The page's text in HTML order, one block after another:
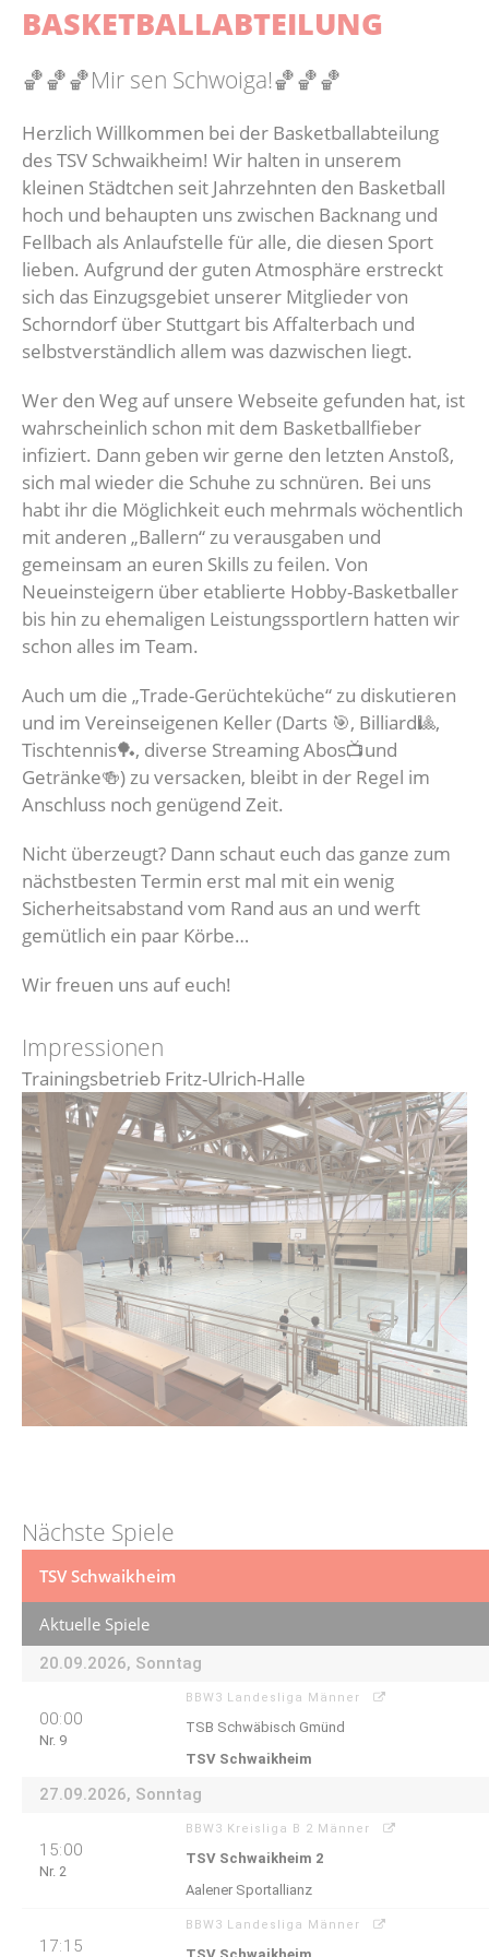
G-
Kollektion
BASKETBALLABTEILUNG
🏀🏀🏀Mir sen Schwoiga!🏀🏀🏀
Herzlich Willkommen bei der Basketballabteilung
des TSV Schwaikheim! Wir halten in unserem
kleinen Städtchen seit Jahrzehnten den Basketball
hoch und behaupten uns zwischen Backnang und
Fellbach als Anlaufstelle für alle, die diesen Sport
lieben. Aufgrund der guten Atmosphäre erstreckt
sich das Einzugsgebiet unserer Mitglieder von
Schorndorf über Stuttgart bis Affalterbach und
selbstverständlich allem was dazwischen liegt.
Wer den Weg auf unsere Webseite gefunden hat, ist
wahrscheinlich schon mit dem Basketballfieber
infiziert. Dann geben wir gerne den letzten Anstoß,
sich mal wieder die Schuhe zu schnüren. Bei uns
habt ihr die Möglichkeit euch mehrmals wöchentlich
mit anderen „Ballern“ zu verausgaben und
gemeinsam an euren Skills zu feilen. Von
Neueinsteigern über etablierte Hobby-Basketballer
bis hin zu ehemaligen Leistungssportlern hatten wir
schon alles im Team.
Auch um die „Trade-Gerüchteküche“ zu diskutieren
und im Vereinseigenen Keller (Darts 🎯, Billiard🎱,
Tischtennis🏓, diverse Streaming Abos📺und
Getränke🍻) zu versacken, bleibt in der Regel im
Anschluss noch genügend Zeit.
Nicht überzeugt? Dann schaut euch das ganze zum
nächstbesten Termin erst mal mit ein wenig
Sicherheitsabstand vom Rand aus an und werft
gemütlich ein paar Körbe…
Wir freuen uns auf euch!
Impressionen
Trainingsbetrieb Fritz-Ulrich-Halle
Nächste Spiele